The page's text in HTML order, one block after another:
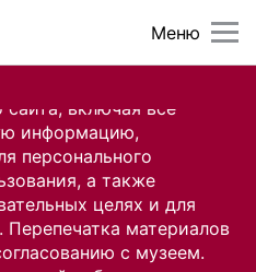
включая все
информацию,
персонального
а также
целях и для
материалов
с музеем.
Меню